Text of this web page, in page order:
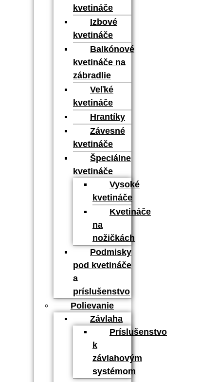
kvetináče
Izbové
kvetináče
Balkónové
kvetináče na
zábradlie
Veľké
kvetináče
Hrantíky
Závesné
kvetináče
Špeciálne
kvetináče
Vysoké
kvetináče
Kvetináče
na
nožičkách
Podmisky
pod kvetináče
a
príslušenstvo
Polievanie
Závlaha
Príslušenstvo
k
závlahovým
systémom